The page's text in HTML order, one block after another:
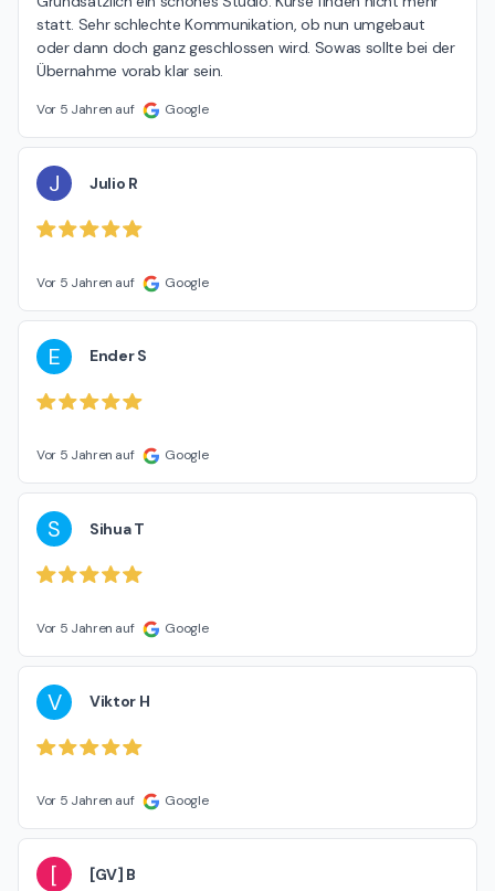
statt. Sehr schlechte Kommunikation, ob nun umgebaut
oder dann doch ganz geschlossen wird. Sowas sollte bei der
Übernahme vorab klar sein.
Vor 5 Jahren auf Google
J Julio R
Vor 5 Jahren auf Google
E Ender S
Vor 5 Jahren auf Google
S Sihua T
Vor 5 Jahren auf Google
V Viktor H
Vor 5 Jahren auf Google
[ [GV] B